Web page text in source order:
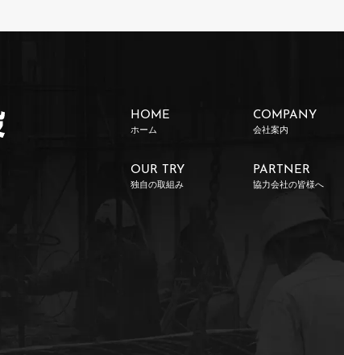
HOME
ホーム
COMPANY
会社案内
OUR TRY
独自の取組み
PARTNER
協力会社の皆様へ